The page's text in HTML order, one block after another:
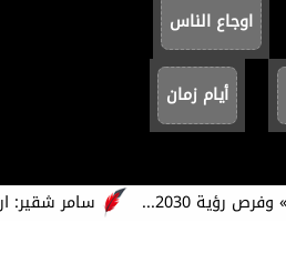
سامر شقير: ارتفاع
اوجاع الناس
أيام زمان